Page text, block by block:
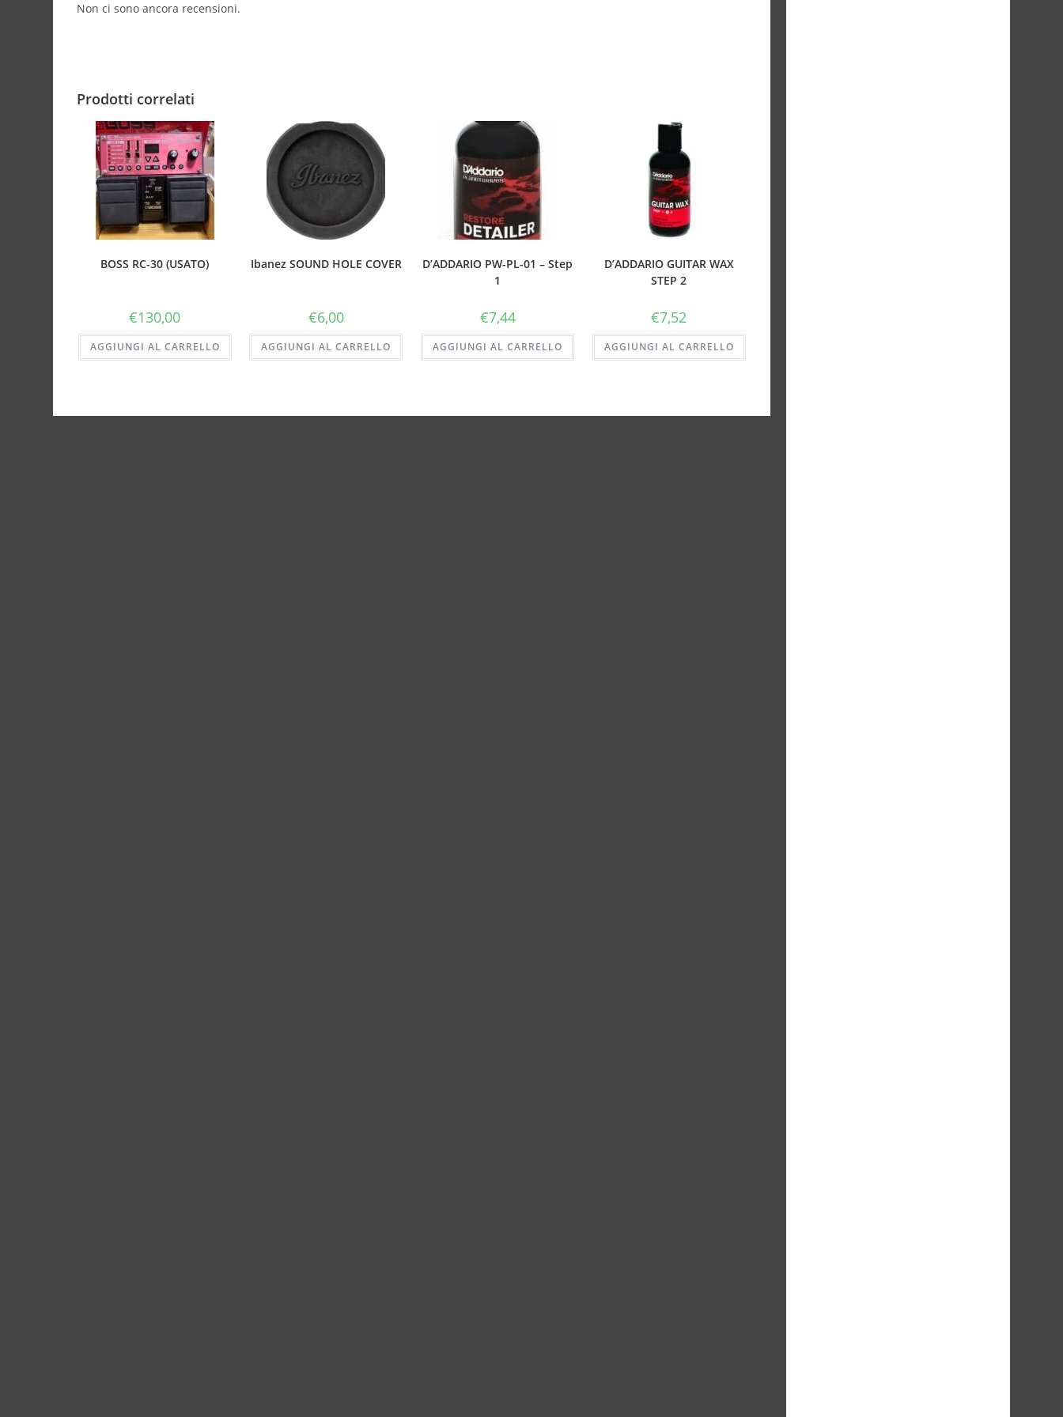
Non ci sono ancora recensioni.
Prodotti correlati
BOSS RC-30 (USATO)
€130,00
AGGIUNGI AL CARRELLO
Ibanez SOUND HOLE COVER
€6,00
AGGIUNGI AL CARRELLO
D’ADDARIO PW-PL-01 – Step
1
€7,44
AGGIUNGI AL CARRELLO
D’ADDARIO GUITAR WAX
STEP 2
€7,52
AGGIUNGI AL CARRELLO